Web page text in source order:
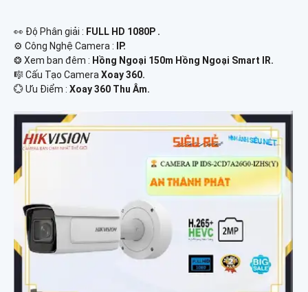
️👀 Độ Phân giải : FULL HD 1080P .
⚙ Công Nghệ Camera :
IP.
❂ Xem ban đêm : Hồng Ngoại 150m Hồng Ngoại Smart IR.
🎼️ Cấu Tạo Camera Xoay 360.
️💮 Ưu Điểm : Xoay 360 Thu Âm.